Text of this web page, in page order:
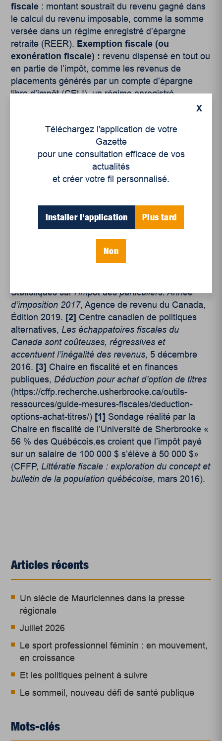
fiscale : montant soustrait du revenu gagné dans
le calcul du revenu imposable, comme la somme
versée dans un régime enregistré d’épargne
retraite (REER). Exemption fiscale (ou
exonération fiscale) : revenu dispensé en tout ou
en partie de l’impôt, comme les revenus de
placements générés par un compte d’épargne
libre d’impôt (CELI), un régime enregistré
d’épargne-études (REEE), et un REER. Les gains
vente d’une action ou d’un immeuble locatif, sont
imposables à 50 %, doncexemptés d’impôt
Évasion fiscale et évitement fiscal : l’évasion
fiscale (déclaration frauduleuse) et l’évitement
fiscal (pratique abusive) sont des pratiques qui
payer. Dans les deux cas, les entreprises et les
individus utilisent généralement lesparadis
fiscauxpour réduire leur facture d’impôt, en y
Statistiques fiscales des
Statistiques sur l’impôt des particuliers. Année
d’imposition 2017, Agence de revenu du Canada,
Édition 2019. [2] Centre canadien de politiques
alternatives,Les échappatoires fiscales du
Canada sont coûteuses, régressives et
accentuent l’inégalité des revenus, 5 décembre
2016. [3] Chaire en fiscalité et en finances
publiques, Déduction pour achat d’option de titres
(https://cffp.recherche.usherbrooke.ca/outils-
ressources/guide-mesures-fiscales/deduction-
options-achat-titres/) [1] Sondage réalité par la
Chaire en fiscalité de l’Université de Sherbrooke «
56 % des Québécois.es croient que l’impôt payé
sur un salaire de 100 000 $ s’élève à 50 000 $»
(CFFP,Littératie fiscale : exploration du concept et
bulletin de la population québécoise, mars 2016).
Articles récents
Un siècle de Mauriciennes dans la presse
régionale
Juillet 2026
Le sport professionnel féminin : en mouvement,
en croissance
Et les politiques peinent à suivre
Le sommeil, nouveau défi de santé publique
Mots-clés
X
Téléchargez l'application de votre
Gazette
pour une consultation efficace de vos
actualités
et créer votre fil personnalisé.
Installer l'application Plus tard
Non